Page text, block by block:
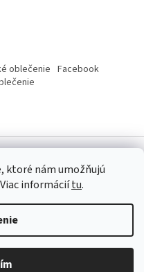
ktoré nám umožňujú
Viac informáciítu.
oblečenie Facebook